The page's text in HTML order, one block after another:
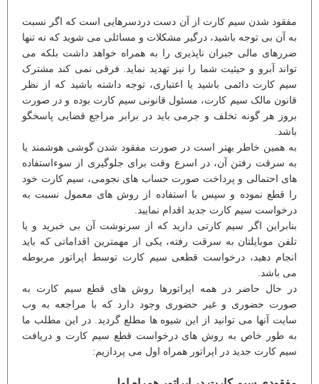
مفقود شدن سیم کارت از آن دست دردسرهایی است که اگر نسبت
به آن بی توجه باشید، درگیر مشکلات و مسائلی می شوید که نه تنها
ضررهای مالی جبران ناپذیری را به همراه خواهد داشت بلکه می
تواند آبرو و حیثیت شما را نیز تهدید نماید. فرقی نمی کند مشترک
سیم کارت دائمی باشید یا اعتباری، توجه داشته باشید که از نظر
قانون مالک سیم کارت، مسئول قانونی سیم کارت بوده و در صورت
بروز هر گونه تخلف و جرمی باید در برابر مراجع قضایی پاسخگو
باشد.
به همین خاطر بهتر است در صورت مفقود شدن گوشی هوشمند یا
به سرقت رفتن آن، در اسرع وقت برای جلوگیری از سوءاستفاده
های احتمالی و پرداخت صورت حساب های نجومی، سیم کارت خود
را قطع نموده و سپس با استفاده از روش های معمول نسبت به
درخواست سیم کارت جدید اقدام نمایید.
بنابراین اگر سیم کارتی دارید که از سرنوشت آن بی خبرید و یا
تلفن موبایلتان به سرقت رفته، یکی از مهمترین اقداماتی که باید
انجام دهید، درخواست قطعی سیم کارت توسط اپراتور مربوطه
می باشد.
در حال حاضر در همه اپراتورها روش های قطع سیم کارت به
صورت حضوری و غیر حضوری وجود دارد که با مراجعه به وب
سایت آنها می توانید از این شیوه ها مطلع گردید. در این مطلب ما
به طور خاص به روش های درخواست قطع سیم کارت و دریافت
سیم کارت جدید در اپراتور همراه اول می پردازیم: